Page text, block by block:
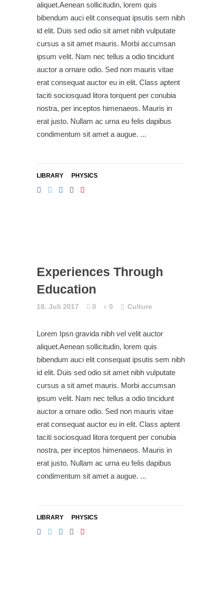
aliquet.Aenean sollicitudin, lorem quis
bibendum auci elit consequat ipsutis sem nibh
id elit. Duis sed odio sit amet nibh vulputate
cursus a sit amet mauris. Morbi accumsan
ipsum velit. Nam nec tellus a odio tincidunt
auctor a ornare odio. Sed non mauris vitae
erat consequat auctor eu in elit. Class aptent
taciti sociosquad litora torquent per conubia
nostra, per inceptos himenaeos. Mauris in
erat justo. Nullam ac urna eu felis dapibus
condimentum sit amet a augue.
LIBRARY PHYSICS
Experiences Through
Education
18. Juli 2017 0 0 Culture
Lorem Ipsn gravida nibh vel velit auctor
aliquet.Aenean sollicitudin, lorem quis
bibendum auci elit consequat ipsutis sem nibh
id elit. Duis sed odio sit amet nibh vulputate
cursus a sit amet mauris. Morbi accumsan
ipsum velit. Nam nec tellus a odio tincidunt
auctor a ornare odio. Sed non mauris vitae
erat consequat auctor eu in elit. Class aptent
taciti sociosquad litora torquent per conubia
nostra, per inceptos himenaeos. Mauris in
erat justo. Nullam ac urna eu felis dapibus
condimentum sit amet a augue.
LIBRARY PHYSICS